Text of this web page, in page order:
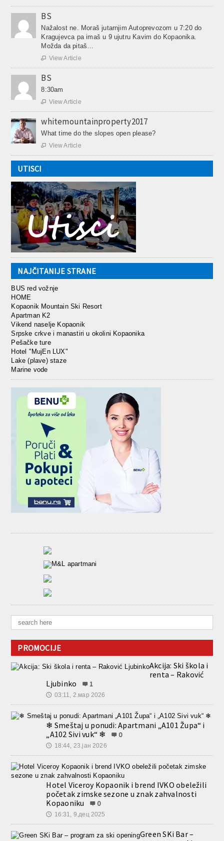
BS
Nažalost ne. Moraš jutarnjim Autoprevozom u 7:20 do
Kragujevca pa imaš u 9 ujutru Kavim do Kopaonika.
Možda da pitaš…
 View Article
BS
8:30am
 View Article
whitemountainproperty2017
What time do the slopes open please?
 View Article
UTISCI
NAJČITANIJE STRANE
BUS red vožnje
HOME
Kopaonik Mountain Ski Resort
Apartman K2
Vikend naselje Kopaonik
Srpske crkve i manastiri u okolini Kopaonika
Pešačke ture
Hotel "MujEn LUX"
Lake (plave) staze
Marine vode
PROMOCIJE
Akcija: Ski škola i
renta – Raković
Ljubinko
1
🕔 03:11, 2.мар 2026
❄ Smeštaj u ponudi: Apartmani „A101 Župa“ i
„A102 Sivi vuk“ ❄
0
🕔 18:44, 23.јан 2026
Hotel Viceroy Kopaonik i brend IVKO obeležili
početak zimske sezone u znak zahvalnosti
Kopaoniku
0
🕔 16:31, 9.дец 2025
Green SKi Bar –